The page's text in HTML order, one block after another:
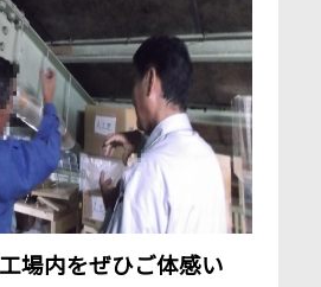
場内をぜひご体感い